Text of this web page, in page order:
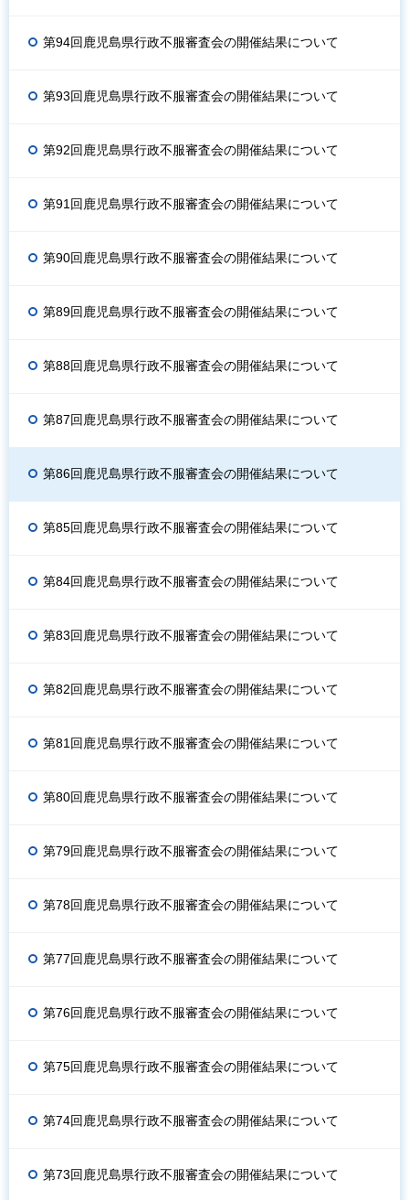
第94回鹿児島県行政不服審査会の開催結果について
第93回鹿児島県行政不服審査会の開催結果について
第92回鹿児島県行政不服審査会の開催結果について
第91回鹿児島県行政不服審査会の開催結果について
第90回鹿児島県行政不服審査会の開催結果について
第89回鹿児島県行政不服審査会の開催結果について
第88回鹿児島県行政不服審査会の開催結果について
第87回鹿児島県行政不服審査会の開催結果について
第86回鹿児島県行政不服審査会の開催結果について
第85回鹿児島県行政不服審査会の開催結果について
第84回鹿児島県行政不服審査会の開催結果について
第83回鹿児島県行政不服審査会の開催結果について
第82回鹿児島県行政不服審査会の開催結果について
第81回鹿児島県行政不服審査会の開催結果について
第80回鹿児島県行政不服審査会の開催結果について
第79回鹿児島県行政不服審査会の開催結果について
第78回鹿児島県行政不服審査会の開催結果について
第77回鹿児島県行政不服審査会の開催結果について
第76回鹿児島県行政不服審査会の開催結果について
第75回鹿児島県行政不服審査会の開催結果について
第74回鹿児島県行政不服審査会の開催結果について
第73回鹿児島県行政不服審査会の開催結果について